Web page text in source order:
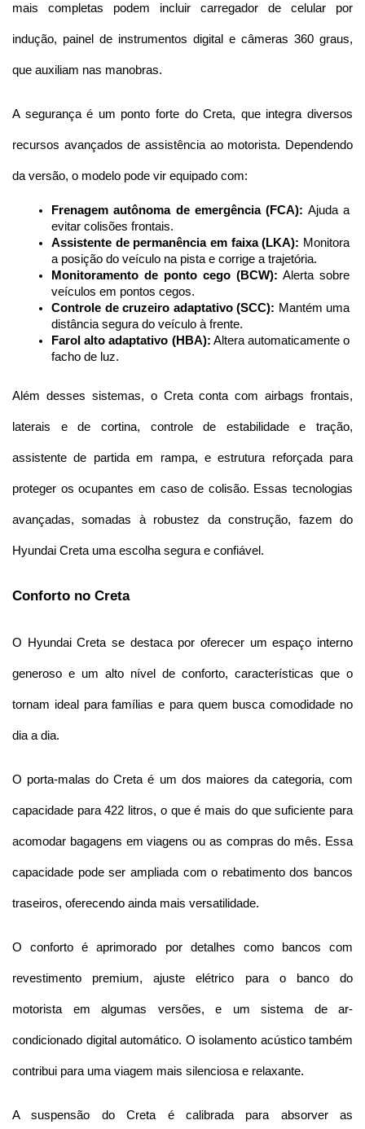
mais completas podem incluir carregador de celular por
indução, painel de instrumentos digital e câmeras 360 graus,
que auxiliam nas manobras.
A segurança é um ponto forte do Creta, que integra diversos
recursos avançados de assistência ao motorista. Dependendo
da versão, o modelo pode vir equipado com:
Frenagem autônoma de emergência (FCA): Ajuda a
evitar colisões frontais.
Assistente de permanência em faixa (LKA): Monitora
a posição do veículo na pista e corrige a trajetória.
Monitoramento de ponto cego (BCW): Alerta sobre
veículos em pontos cegos.
Controle de cruzeiro adaptativo (SCC): Mantém uma
distância segura do veículo à frente.
Farol alto adaptativo (HBA): Altera automaticamente o
facho de luz.
Além desses sistemas, o Creta conta com airbags frontais,
laterais e de cortina, controle de estabilidade e tração,
assistente de partida em rampa, e estrutura reforçada para
proteger os ocupantes em caso de colisão. Essas tecnologias
avançadas, somadas à robustez da construção, fazem do
Hyundai Creta uma escolha segura e confiável.
Conforto no Creta
O Hyundai Creta se destaca por oferecer um espaço interno
generoso e um alto nível de conforto, características que o
tornam ideal para famílias e para quem busca comodidade no
dia a dia.
O porta-malas do Creta é um dos maiores da categoria, com
capacidade para 422 litros, o que é mais do que suficiente para
acomodar bagagens em viagens ou as compras do mês. Essa
capacidade pode ser ampliada com o rebatimento dos bancos
traseiros, oferecendo ainda mais versatilidade.
O conforto é aprimorado por detalhes como bancos com
revestimento premium, ajuste elétrico para o banco do
motorista em algumas versões, e um sistema de ar-
condicionado digital automático. O isolamento acústico também
contribui para uma viagem mais silenciosa e relaxante.
A suspensão do Creta é calibrada para absorver as